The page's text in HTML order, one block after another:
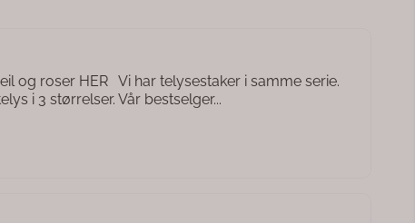
og roser HER Vi har telysestaker i samme serie.
i 3 størrelser. Vår bestselger...